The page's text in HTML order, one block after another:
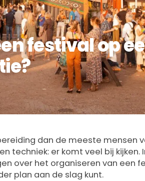
festival op
dan de meeste mensen
techniek: er komt veel bij kijken.
over het organiseren van een
plan aan de slag kunt.